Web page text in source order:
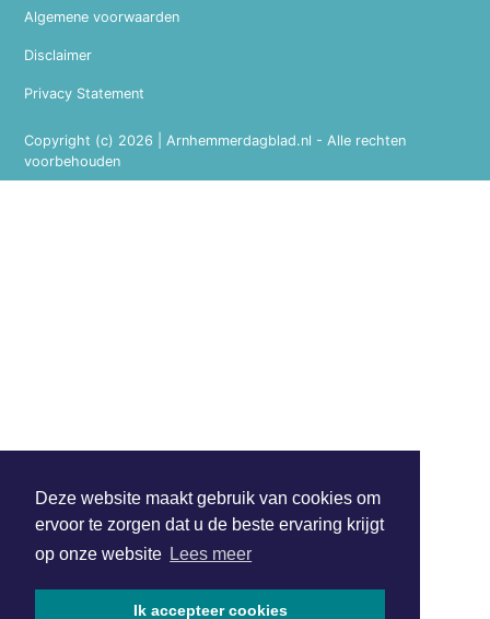
Deze website maakt gebruik van cookies om
ervoor te zorgen dat u de beste ervaring krijgt
op onze website Lees meer
Ik accepteer cookies
Copyright (c) 2026 | Arnhemmerdagblad.nl - Alle rechten
voorbehouden
Algemene voorwaarden
Disclaimer
Privacy Statement